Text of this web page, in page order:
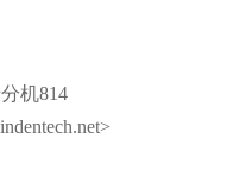
机814